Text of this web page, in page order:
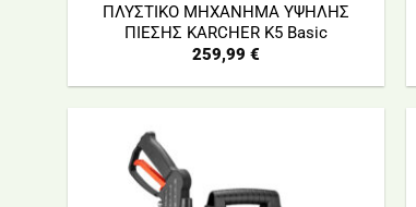
ΠΛΥΣΤΙΚΟ ΜΗΧΑΝΗΜΑ ΥΨΗΛΗΣ
ΠΙΕΣΗΣ KARCHER Κ5 Basic
259,99 €